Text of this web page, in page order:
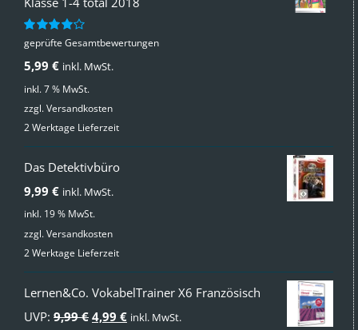
Bewertet
von 5
geprüfte Gesamtbewertungen
5,99 € inkl. MwSt.
inkl. 7 % MwSt.
zzgl.Versandkosten
2 Werktage Lieferzeit
Das Detektivbüro
9,99 € inkl. MwSt.
inkl. 19 % MwSt.
zzgl.Versandkosten
2 Werktage Lieferzeit
Lernen&Co. VokabelTrainer X6 Französisch
UVP: 9,99€ Ursprünglicher
4,99 €Aktueller
inkl. MwSt.